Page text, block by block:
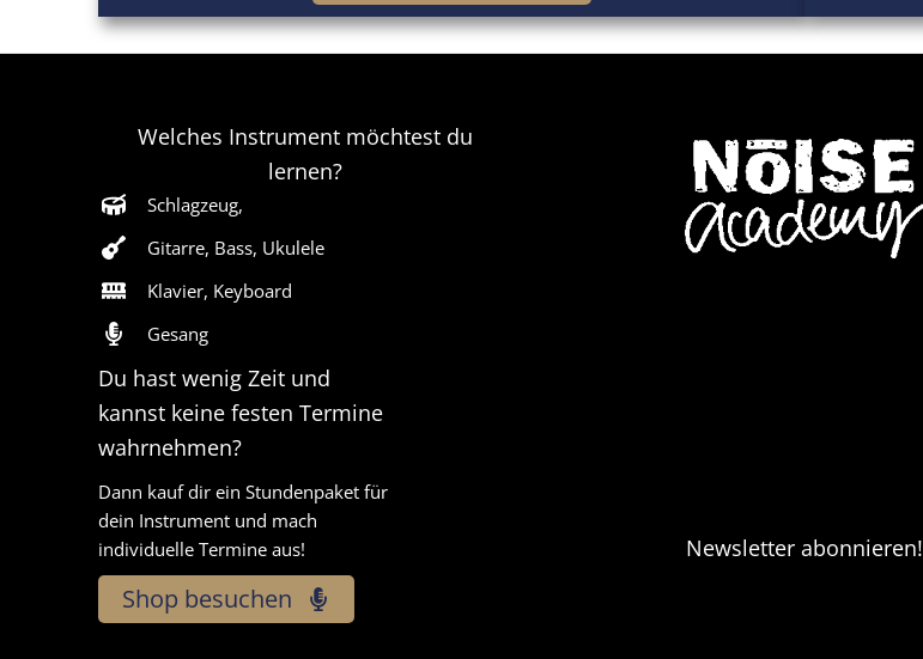
Welches Instrument möchtest du
lernen?
Schlagzeug,
Gitarre, Bass, Ukulele
Klavier, Keyboard
Gesang
Du hast wenig Zeit und
kannst keine festen Termine
wahrnehmen?
Dann kauf dir ein Stundenpaket für
dein Instrument und mach
individuelle Termine aus!
Shop besuchen
Newsletter abonnieren!